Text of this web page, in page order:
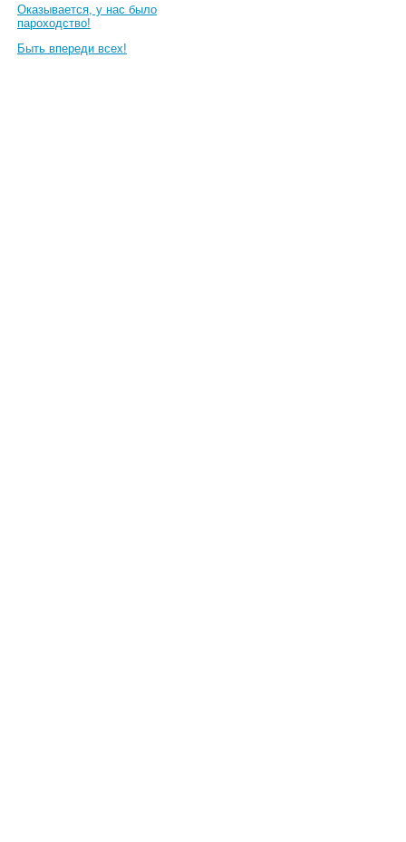
Оказывается, у нас было
пароходство!
Быть впереди всех!